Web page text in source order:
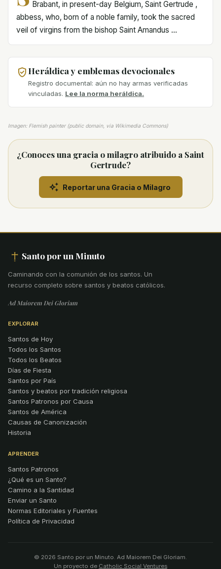
Brabant, in present-day Belgium, Saint Gertrude ,
abbess, who, born of a noble family, took the sacred
veil of virgins from the bishop Saint Amandus ...
Heráldica y emblemas devocionales
Registro documental: aún no hay armas verificadas
vinculadas. Lee la norma heráldica.
Imagen: Flemish painter (public domain, via Wikimedia Commons)
¿Conoces una gracia o milagro atribuido a Saint
Gertrude?
Reportar una Gracia o Milagro
Santo por un Minuto
Caminando con la comunión de los santos. Un
recurso completo sobre santos y beatos católicos.
Ad Maiorem Dei Gloriam
EXPLORAR
Santos de Hoy
Todos los Santos
Todos los Beatos
Días de Fiesta
Santos por País
Santos y beatos por tradición religiosa
Santos Patronos por Causa
Santos de América
Causas de Canonización
Historia
APRENDER
Santos Patronos
¿Qué es un Santo?
Camino a la Santidad
Enviar un Santo
Normas Editoriales y Fuentes
Política de Privacidad
© 2026 Santo por un Minuto. Ad Maiorem Dei Gloriam.
Un proyecto de Catholic Social Ventures